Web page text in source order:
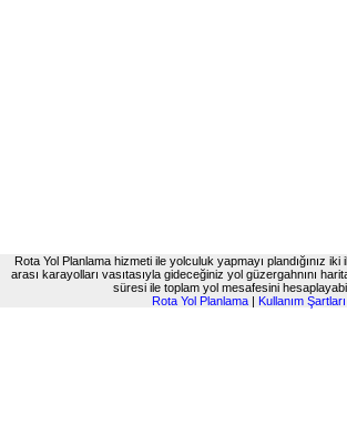
Rota Yol Planlama hizmeti ile yolculuk yapmayı plandığınız
arası karayolları vasıtasıyla gideceğiniz yol güzergahnını
süresi ile toplam yol mesafesini
Rota Yol Planlama| Kullanım Şartları